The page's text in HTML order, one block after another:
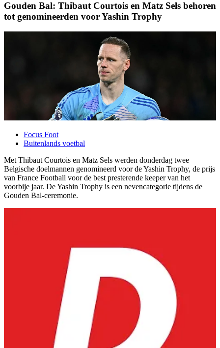
Gouden Bal: Thibaut Courtois en Matz Sels behoren
tot genomineerden voor Yashin Trophy
Focus Foot
Buitenlands voetbal
Met Thibaut Courtois en Matz Sels werden donderdag twee
Belgische doelmannen genomineerd voor de Yashin Trophy, de prijs
van France Football voor de best presterende keeper van het
voorbije jaar. De Yashin Trophy is een nevencategorie tijdens de
Gouden Bal-ceremonie.